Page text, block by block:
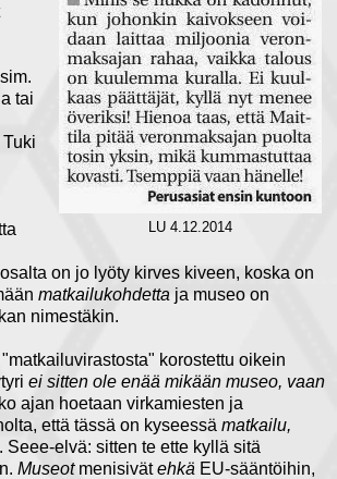
LU 4.12.2014
tai
on jo lyöty kirves kiveen, koska on
matkailukohdetta ja museo on
nimestäkin.
korostettu oikein
ei sitten ole enää mikään museo, vaan
ajan hoetaan virkamiesten ja
että tässä on kyseessä matkailu,
. Seee-elvä: sitten te ette kyllä sitä
Museot menisivätehkä EU-sääntöihin,